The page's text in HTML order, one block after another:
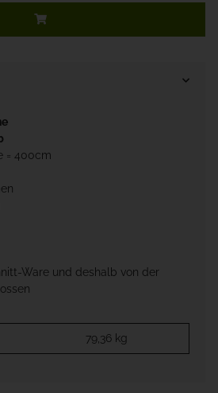
= 400cm
Ware und deshalb von der
79,36 kg